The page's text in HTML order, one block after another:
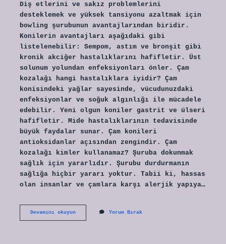
Diş etlerini ve sakız problemlerini
desteklemek ve yüksek tansiyonu azaltmak için
bowling şurubunun avantajlarından biridir.
Konilerin avantajları aşağıdaki gibi
listelenebilir: Sempom, astım ve bronşit gibi
kronik akciğer hastalıklarını hafifletir. Üst
solunum yolundan enfeksiyonları önler. Çam
kozalağı hangi hastalıklara iyidir? Çam
konisindeki yağlar sayesinde, vücudunuzdaki
enfeksiyonlar ve soğuk algınlığı ile mücadele
edebilir. Yeni olgun koniler gastrit ve ülseri
hafifletir. Mide hastalıklarının tedavisinde
büyük faydalar sunar. Çam konileri
antioksidanlar açısından zengindir. Çam
kozalağı kimler kullanamaz? Şuruba dokunmak
sağlık için yararlıdır. Şurubu durdurmanın
sağlığa hiçbir yararı yoktur. Tabii ki, hassas
olan insanlar ve çamlara karşı alerjik yapıya…
Devamını okuyunKozalak
Yorum Bırak